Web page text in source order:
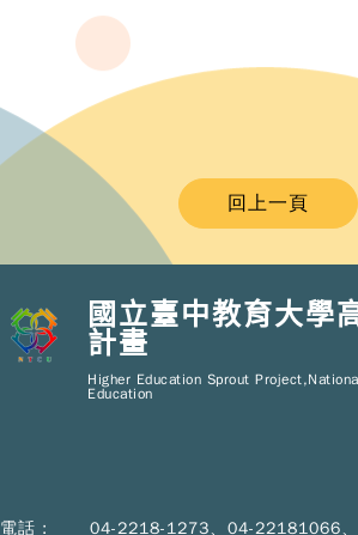
回上一頁
國立臺中教育大學
計畫
Higher Education Sprout
Education
電話 : 04-2218-1273、04-22181066